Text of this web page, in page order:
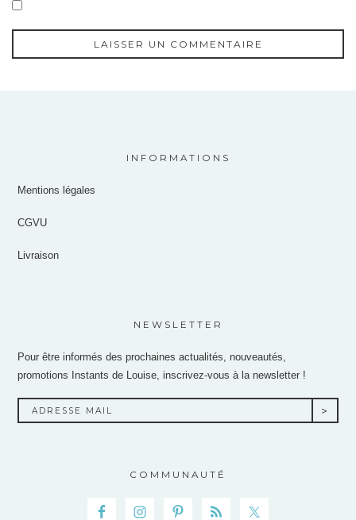
INFORMATIONS
Mentions légales
CGVU
Livraison
NEWSLETTER
Pour être informés des prochaines actualités, nouveautés,
promotions Instants de Louise, inscrivez-vous à la newsletter !
COMMUNAUTÉ